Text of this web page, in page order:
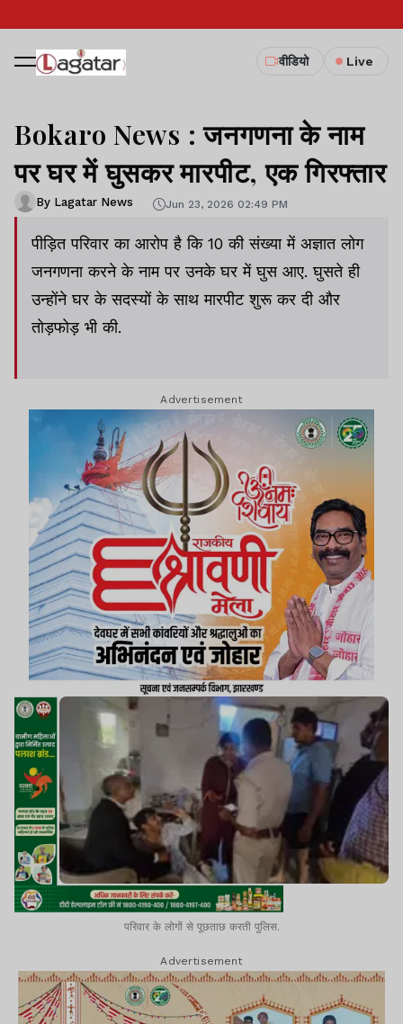
वीडियो Live
Bokaro News : जनगणना के नाम
पर घर में घुसकर मारपीट, एक गिरफ्तार
By Lagatar News Jun 23, 2026 02:49 PM
पीड़ित परिवार का आरोप है कि 10 की संख्या में अज्ञात लोग
जनगणना करने के नाम पर उनके घर में घुस आए. घुसते ही
उन्होंने घर के सदस्यों के साथ मारपीट शुरू कर दी और
तोड़फोड़ भी की.
Advertisement
परिवार के लोगों से पूछताछ करती पुलिस.
Advertisement